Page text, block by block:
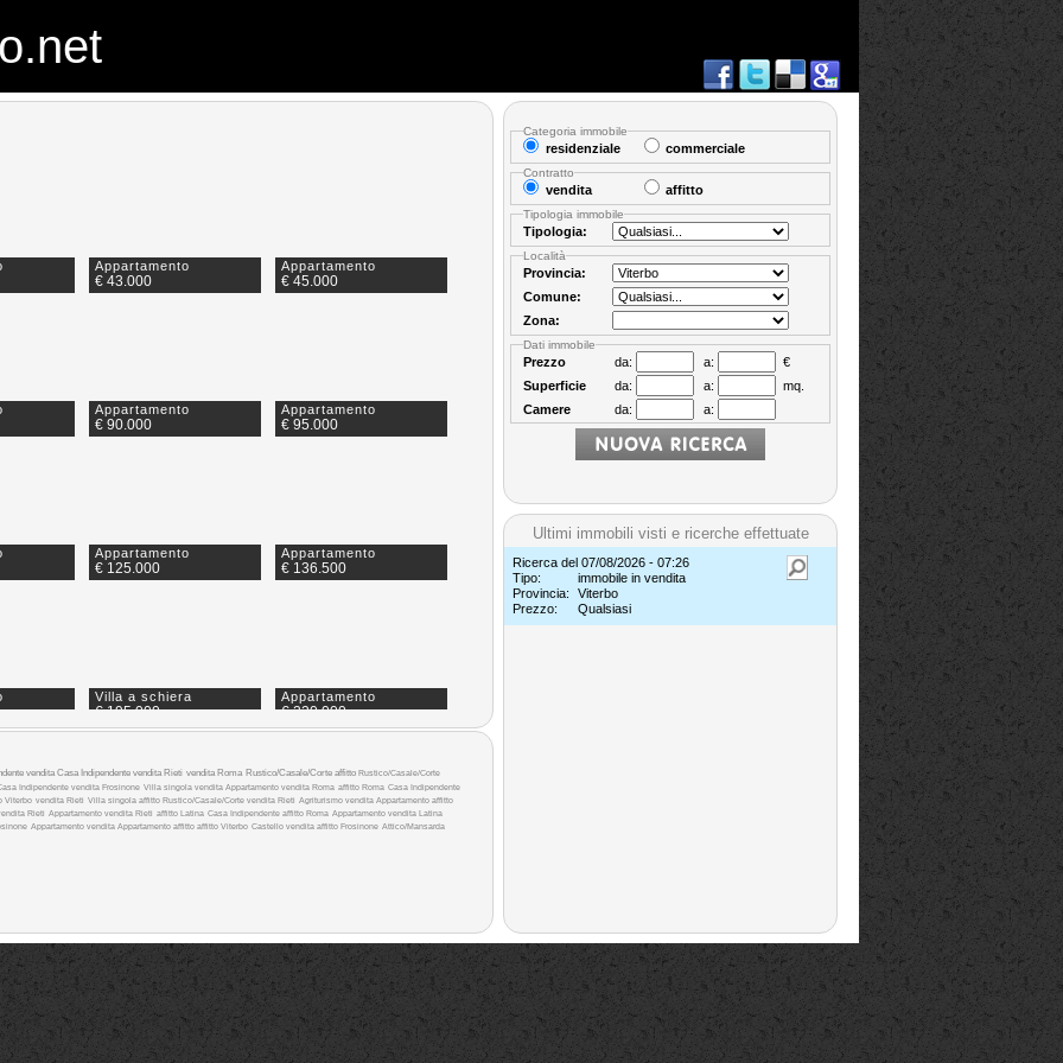
Appartamento
€ 43.000
Appartamento
€ 45.000
Appartamento
€ 90.000
Appartamento
€ 95.000
Appartamento
€ 125.000
Appartamento
€ 136.500
Villa a schiera
€ 195.000
Appartamento
€ 220.000
venditaCasa Indipendente vendita Rieti vendita Roma Rustico/Casale/Corte affitto Rustico/Casale/Corte
Indipendente vendita Frosinone Villa singola vendita Appartamento vendita Roma affitto Roma Casa Indipendente
Viterbo vendita Rieti Villa singola affitto Rustico/Casale/Corte vendita Rieti Agriturismo vendita Appartamento affitto
Rieti Appartamento vendita Rieti affitto Latina Casa Indipendente affitto Roma Appartamento vendita Latina
Appartamento vendita Appartamento affitto affitto Viterbo Castello vendita affitto Frosinone Attico/Mansarda
Categoria immobile
residenziale commerciale
Contratto
vendita affitto
Tipologia immobile
Tipologia:
Località
Provincia:
Comune:
Zona:
Dati immobile
Prezzo da: a:
€
Superficie
da: a:
mq.
Camere
da: a:
Ultimi immobili visti e ricerche effettuate
Ricerca del 07/08/2026 - 07:26
Tipo:
immobile in vendita
Provincia:
Viterbo
Prezzo:
Qualsiasi